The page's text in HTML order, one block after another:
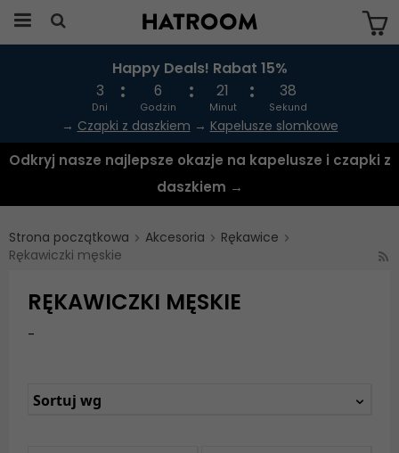
Produkten har blivit tillagd i varukorgen
Happy Deals! Rabat 15%
3
Dni
6
Godzin
21
Minut
38
Sekund
→ Czapki z daszkiem → Kapelusze slomkowe
Odkryj nasze najlepsze okazje na kapelusze i czapki z
daszkiem →
Strona początkowa Akcesoria
Rękawice
Rękawiczki męskie
RĘKAWICZKI MĘSKIE
-
Sortuj wg